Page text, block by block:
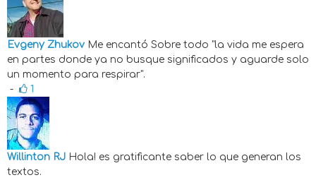
Evgeny Zhukov Me encantó Sobre todo "la vida me espera
en partes donde ya no busque significados y aguarde solo
un momento para respirar".
-
1
Willinton RJ Hola! es gratificante saber lo que generan los
textos.